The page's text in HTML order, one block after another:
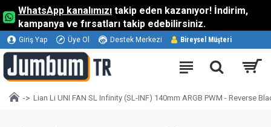
WhatsApp kanalımızı takip eden kazanıyor! İndirim,
kampanya ve fırsatları takip edebilirsiniz.
Giriş Yap Üye Ol Destek Merkezi Bireysel Müşteri
Lian Li UNI FAN SL Infinity (SL-INF) 140mm ARGB PWM - Reverse